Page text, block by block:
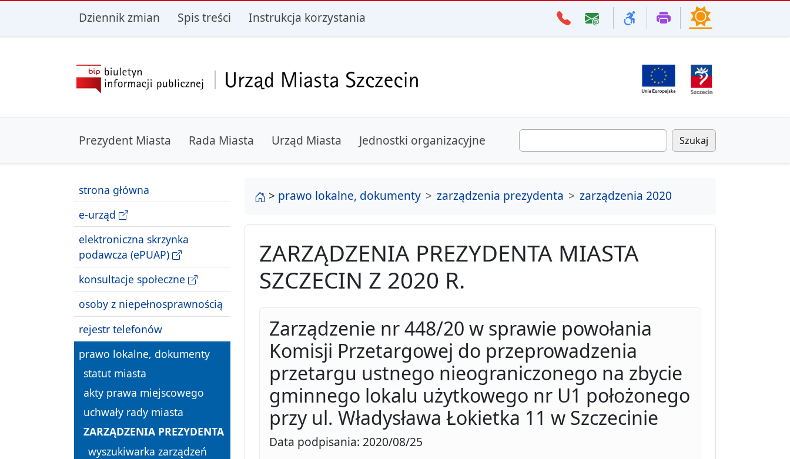
przejdź do głównego menu przejdź do treści
Dziennik zmian Spis treści Instrukcja korzystania
Prezydent Miasta Rada Miasta Urząd Miasta Jednostki organizacyjne Szukaj
strona główna
e-urząd
elektroniczna skrzynka
podawcza (ePUAP)
konsultacje społeczne
osoby z niepełnosprawnością
rejestr telefonów
prawo lokalne, dokumenty
statut miasta
akty prawa miejscowego
uchwały rady miasta
ZARZĄDZENIA PREZYDENTA
wyszukiwarka zarządzeń
strona główna
> prawo lokalne, dokumenty zarządzenia prezydenta zarządzenia 2020
ZARZĄDZENIA PREZYDENTA MIASTA
SZCZECIN Z 2020 R.
Zarządzenie nr 448/20 w sprawie powołania
Komisji Przetargowej do przeprowadzenia
przetargu ustnego nieograniczonego na zbycie
gminnego lokalu użytkowego nr U1 położonego
przy ul. Władysława Łokietka 11 w Szczecinie
Data podpisania: 2020/08/25